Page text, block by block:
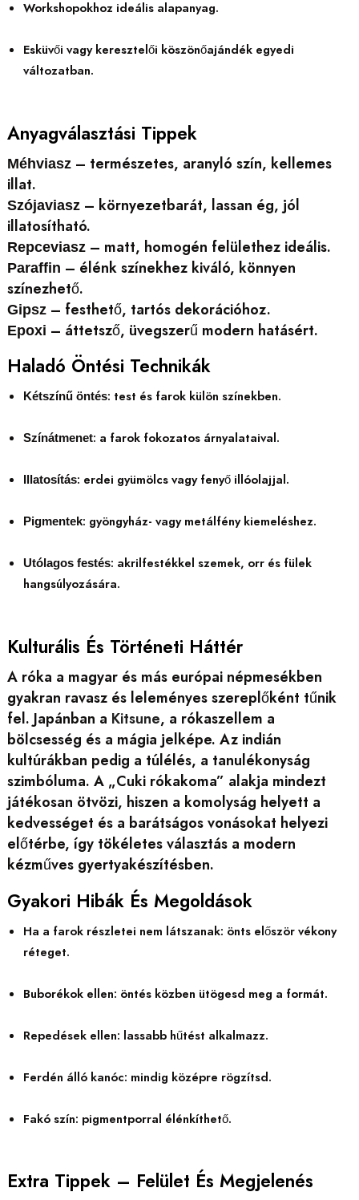
Workshopokhoz ideális alapanyag.
Esküvői vagy keresztelői köszönőajándék egyedi
változatban.
Anyagválasztási Tippek
Méhviasz– természetes, aranyló szín, kellemes
illat.
Szójaviasz– környezetbarát, lassan ég, jól
illatosítható.
Repceviasz– matt, homogén felülethez ideális.
Paraffin – élénk színekhez kiváló, könnyen
színezhető.
Gipsz– festhető, tartós dekorációhoz.
Epoxi – áttetsző, üvegszerű modern hatásért.
Haladó Öntési Technikák
Kétszínű öntés: test és farok külön színekben.
Színátmenet: a farok fokozatos árnyalataival.
Illatosítás: erdei gyümölcs vagy fenyő illóolajjal.
Pigmentek: gyöngyház- vagy metálfény kiemeléshez.
Utólagos festés: akrilfestékkel szemek, orr és fülek
hangsúlyozására.
Kulturális És Történeti Háttér
A róka a magyar és más európai népmesékben
gyakran ravasz és leleményes szereplőként tűnik
fel. Japánban a Kitsune, a rókaszellem a
bölcsesség és a mágia jelképe. Az indián
kultúrákban pedig a túlélés, a tanulékonyság
szimbóluma. A „Cuki rókakoma” alakja mindezt
játékosan ötvözi, hiszen a komolyság helyett a
kedvességet és a barátságos vonásokat helyezi
előtérbe, így tökéletes választás a modern
kézműves gyertyakészítésben.
Gyakori Hibák És Megoldások
Ha a farok részletei nem látszanak: önts először vékony
réteget.
Buborékok ellen: öntés közben ütögesd meg a formát.
Repedések ellen: lassabb hűtést alkalmazz.
Ferdén álló kanóc: mindig középre rögzítsd.
Fakó szín: pigmentporral élénkíthető.
Extra Tippek – Felület És Megjelenés